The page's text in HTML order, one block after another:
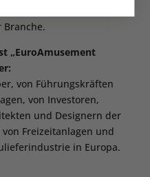
und informiert über
„EuroAmusement
von Führungskräften
von Investoren,
und Designern der
Freizeitanlagen und
in Europa.